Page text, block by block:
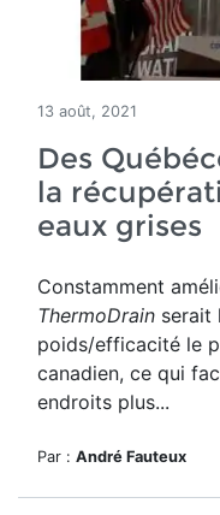
13 août, 2021
Des
la
eaux grises
Constamment
ThermoDrain serait
poids/efficacité le
canadien, ce qui
endroits plus...
Par : André Fauteux